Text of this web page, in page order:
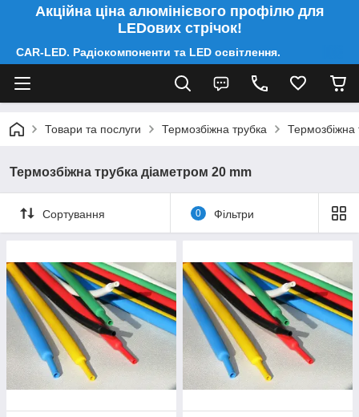
Акційна ціна алюмінієвого профілю для
LEDових стрічок!
CAR-LED. Радіокомпоненти та LED освітлення.
Товари та послуги Термозбіжна трубка Термозбіжна
Термозбіжна трубка діаметром 20 mm
Сортування 0 Фільтри